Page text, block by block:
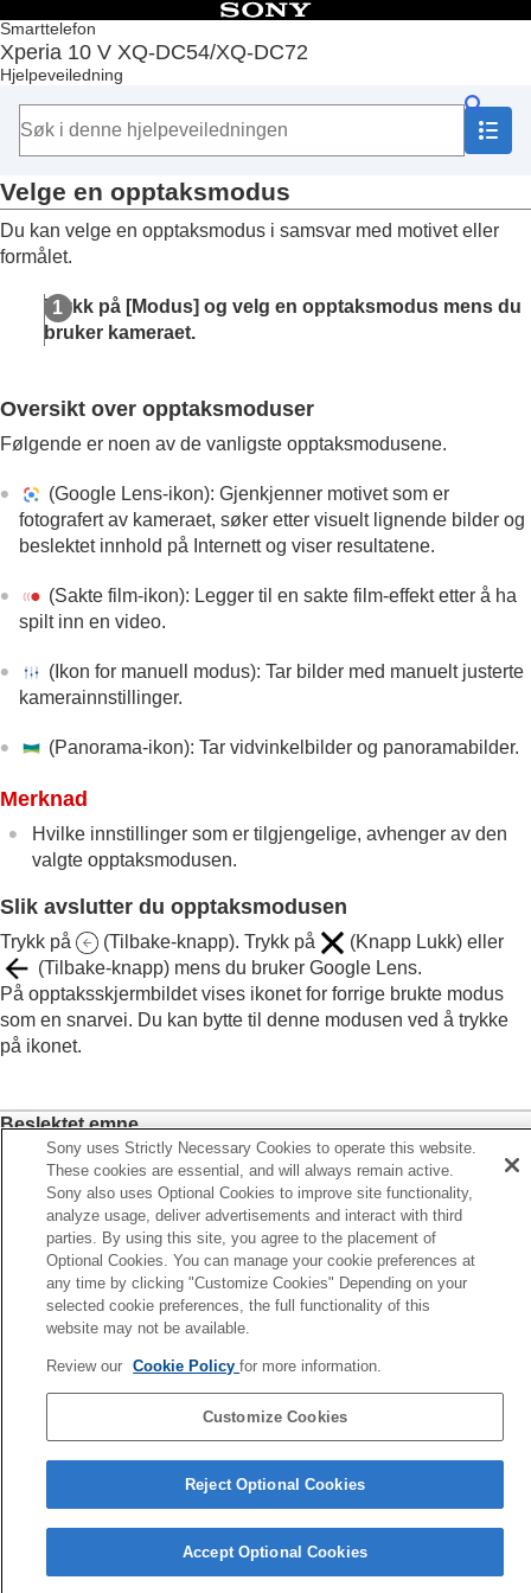
Smarttelefon
Xperia 10 V XQ-DC54/XQ-DC72
Hjelpeveiledning
Innholdsfortegnelse
Topp
Funksjoner etter programvareoppdatering
Grunnleggende informasjon
Bli kjent med kameraet ditt
Kameraoversikt
Ta et bilde eller spille inn en video
appen
Grunnleggende kamerafunksjoner
Selvutløser
Eksponering, farger og lysforhold
Folk, selfier og smilende ansikter
Bevegelige motiver
Nattmodus
Bruke ulike opptaksmoduser
Oppløsning og minne
Musikk
Brukerstøtte-appen
Vedlikehold
Tilkobling
Enhetssikkerhet
Merknader om bruk, tilgjengelighet og juridisk informasjon
Velge en opptaksmodus
Du kan velge en opptaksmodus i samsvar med motivet eller
formålet.
Trykk på [Modus] og velg en opptaksmodus mens du
bruker kameraet.
Oversikt over opptaksmoduser
Følgende er noen av de vanligste opptaksmodusene.
(Google Lens-ikon): Gjenkjenner motivet som er
fotografert av kameraet, søker etter visuelt lignende bilder og
beslektet innhold på Internett og viser resultatene.
(Sakte film-ikon): Legger til en sakte film-effekt etter å ha
spilt inn en video.
(Ikon for manuell modus): Tar bilder med manuelt justerte
kamerainnstillinger.
(Panorama-ikon): Tar vidvinkelbilder og panoramabilder.
Merknad
Hvilke innstillinger som er tilgjengelige, avhenger av den
valgte opptaksmodusen.
Slik avslutter du opptaksmodusen
Trykk på (Tilbake-knapp). Trykk på
(Knapp Lukk) eller
(Tilbake-knapp) mens du bruker Google Lens.
På opptaksskjermbildet vises ikonet for forrige brukte modus
som en snarvei. Du kan bytte til denne modusen ved å trykke
på ikonet.
Beslektet emne
Videoer i sakte film
Panorama
Kameraoversikt
Forrige
bilder og videoer
TP1001568898
Side for valg av språk
Copyright 2023 Sony Corporation
Sony uses Strictly Necessary Cookies to operate this website.
These cookies are essential, and will always remain active.
Sony also uses Optional Cookies to improve site functionality,
analyze usage, deliver advertisements and interact with third
parties. By using this site, you agree to the placement of
Optional Cookies. You can manage your cookie preferences at
any time by clicking "Customize Cookies" Depending on your
selected cookie preferences, the full functionality of this
website may not be available.
Review our Cookie Policyfor more information.
Customize Cookies
Reject Optional Cookies
Accept Optional Cookies